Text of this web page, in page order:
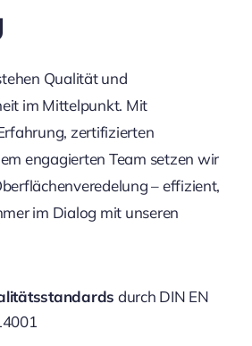
Qualität und
im Mittelpunkt. Mit
zertifizierten
engagierten Team setzen wir
– effizient,
im Dialog mit unseren
durch DIN EN